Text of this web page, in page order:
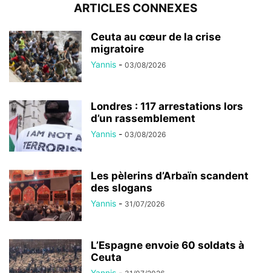
ARTICLES CONNEXES
Ceuta au cœur de la crise
migratoire
Yannis - 03/08/2026
Londres : 117 arrestations lors
d’un rassemblement
Yannis - 03/08/2026
Les pèlerins d’Arbaïn scandent
des slogans
Yannis - 31/07/2026
L’Espagne envoie 60 soldats à
Ceuta